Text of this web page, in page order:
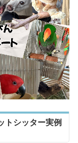
トシッター実例